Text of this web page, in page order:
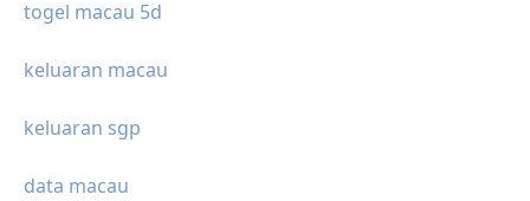
togel macau 5d
keluaran macau
keluaran sgp
data macau